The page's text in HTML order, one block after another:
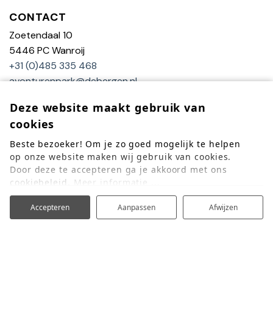
CONTACT
Zoetendaal 10
5446 PC Wanroij
+31 (0)485 335 468
avonturenpark@debergen.nl
OVER ONS
Openingstijden
Veel gestelde vragen
Vacatures
LEGAL
Cookies & privacy
Deze website maakt gebruik van
cookies
Beste bezoeker! Om je zo goed mogelijk te helpen
op onze website maken wij gebruik van cookies.
Door deze te accepteren ga je akkoord met ons
cookiebeleid.
Meer informatie ...
Accepteren Aanpassen Afwijzen